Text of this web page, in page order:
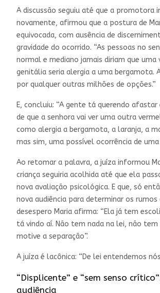
A discussão seguiu até que a promotora
novamente, afirmou que a postura de
equivocada, com ausência de
gravidade do ocorrido. “As pessoas no
normal e mediano jamais diriam que uma
genitália seria alergia a uma bergamota.
por qualquer outras milhões de opções.”
E, concluiu: “A gente tá querendo afastar
de que a senhora vai ver uma outra
como alergia a bergamota, a laranja, a
mas sim, uma possível ocorrência de uma
Ao retomar a palavra, a juíza informou
criança seguiria acolhida até que ela
nova avaliação psicológica. E que, só
nova audiência para determinar os rumos
desespero Maria afirma: “Ela já tem
tá vindo aí. Não tem nada na lei, não tem
motive a separação”.
A juíza é lacônica: “De lei entendemos
“Displicente” e “sem senso
audiência